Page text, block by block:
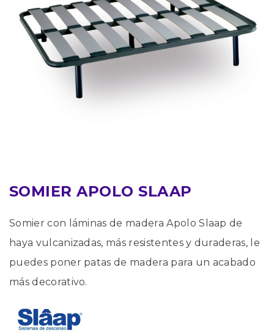
SOMIER APOLO SLAAP
Somier con láminas de madera Apolo Slaap de
haya vulcanizadas, más resistentes y duraderas, le
puedes poner patas de madera para un acabado
más decorativo.